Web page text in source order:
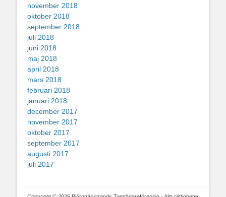
november 2018
oktober 2018
september 2018
juli 2018
juni 2018
maj 2018
april 2018
mars 2018
februari 2018
januari 2018
december 2017
november 2017
oktober 2017
september 2017
augusti 2017
juli 2017